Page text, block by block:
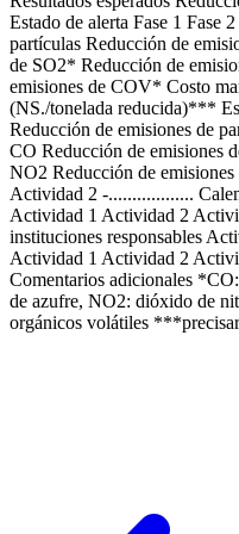
Estado de alerta Fase 1 Fase
partículas Reducción de
de SO2* Reducción de
emisiones de COV* Costo
(NS./tonelada reducida)***
Reducción de emisiones de
CO Reducción de emisiones
NO2 Reducción de
Actividad 2 -..................
Actividad 1 Actividad 2
instituciones responsables
Actividad 1 Actividad 2
Comentarios adicionales
de azufre, NO2: dióxido de
orgánicos volátiles